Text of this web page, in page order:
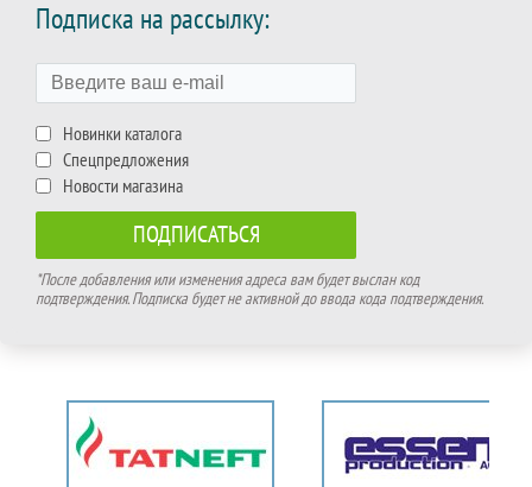
Подписка на рассылку:
Новинки каталога
Спецпредложения
Новости магазина
*После добавления или изменения адреса вам будет выслан код
подтверждения. Подписка будет не активной до ввода кода подтверждения.